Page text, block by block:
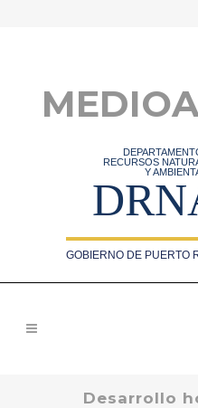
RECURSOS
Y
GOBIERNO DE PUERTO
Desarrollo